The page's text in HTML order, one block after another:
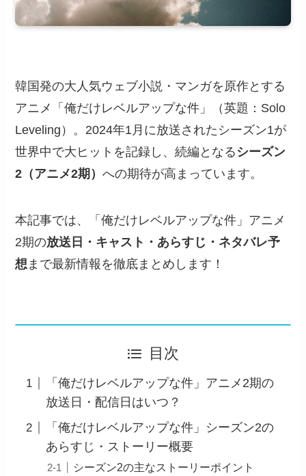
韓国発の大人気ウェブ小説・マンガを原作とする
アニメ「俺だけレベルアップな件」（英題：Solo
Leveling）。2024年1月に放送されたシーズン1が
世界中で大ヒットを記録し、続編となる シーズン
2（アニメ2期）への期待が高まっています。
本記事では、「俺だけレベルアップな件」アニメ
2期の放送日・キャスト・あらすじ・ネタバレ予
想 まで最新情報を徹底まとめします！
目次
「俺だけレベルアップな件」アニメ2期の
放送日・配信日はいつ？
「俺だけレベルアップな件」シーズン2の
あらすじ・ストーリー概要
シーズン2の主なストーリーポイント